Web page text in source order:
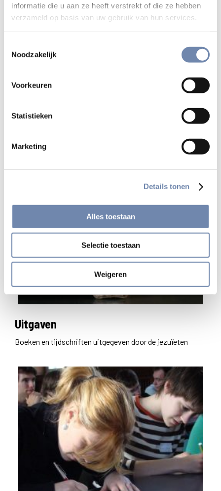
informatie die u aan ze heeft verstrekt of die ze hebben
verzameld op basis van uw gebruik van hun services.
Noodzakelijk
Voorkeuren
Statistieken
Marketing
Details tonen
Alles toestaan
Selectie toestaan
Weigeren
omgevingen
Samen alle vormen van grensoverschrijdend gedrag
voorkomen.
Uitgaven
Boeken en tijdschriften uitgegeven door de jezuïeten